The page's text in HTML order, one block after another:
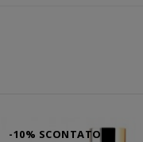
-10% SCONTATO